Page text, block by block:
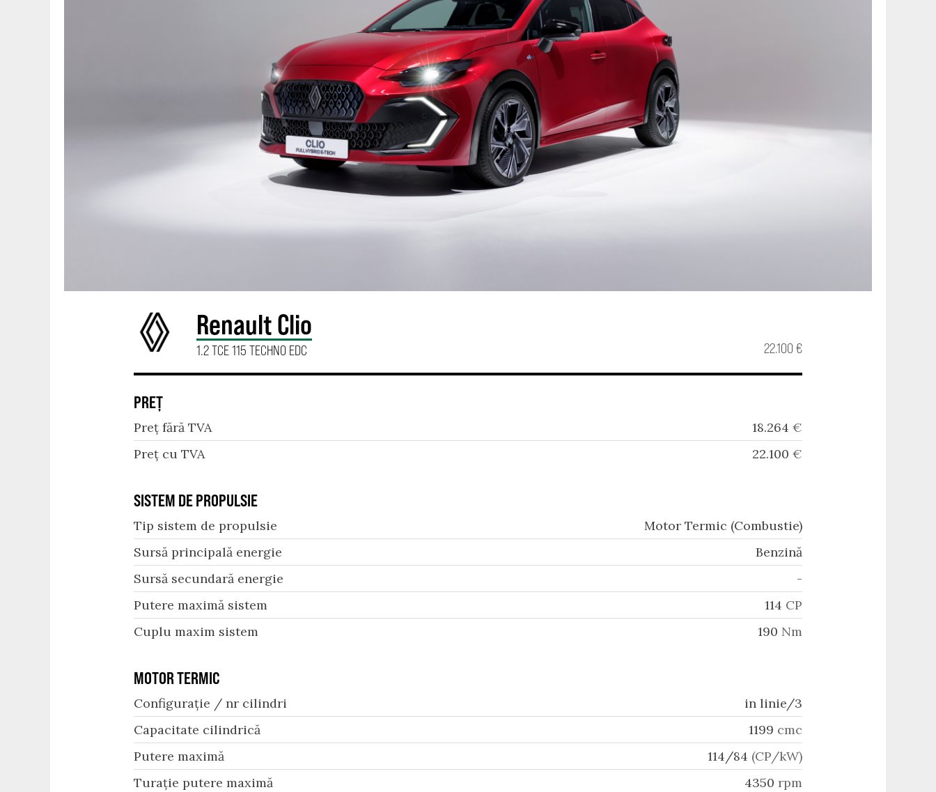
Renault Clio
1.2 TCE 115 TECHNO EDC 22.100 €
PREȚ
Preț fără TVA 18.264 €
Preț cu TVA
22.100 €
SISTEM DE PROPULSIE
Tip sistem de propulsie
Motor Termic (Combustie)
Sursă principală energie
Benzină
Sursă secundară energie
-
Putere maximă sistem
114 CP
Cuplu maxim sistem
190 Nm
MOTOR TERMIC
Configurație / nr cilindri
in linie/3
Capacitate cilindrică
1199 cmc
Putere maximă
114/84 (CP/kW)
Turație putere maximă
4350 rpm